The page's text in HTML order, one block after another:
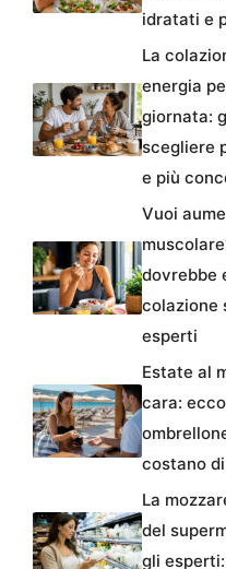
idratati e
La
energia
giornata:
scegliere
e più
Vuoi
dovrebbe
colazione
esperti
Estate al
cara:
costano
La
del
gli